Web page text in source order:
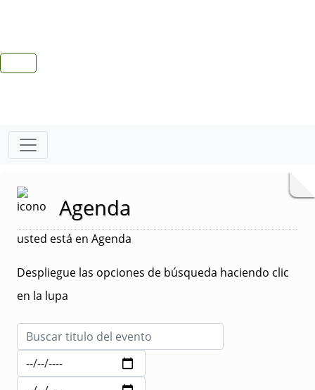
Agenda
usted está en Agenda
Despliegue las opciones de búsqueda haciendo clic
en la lupa